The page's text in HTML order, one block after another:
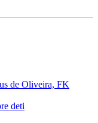
de Oliveira, FK
deti